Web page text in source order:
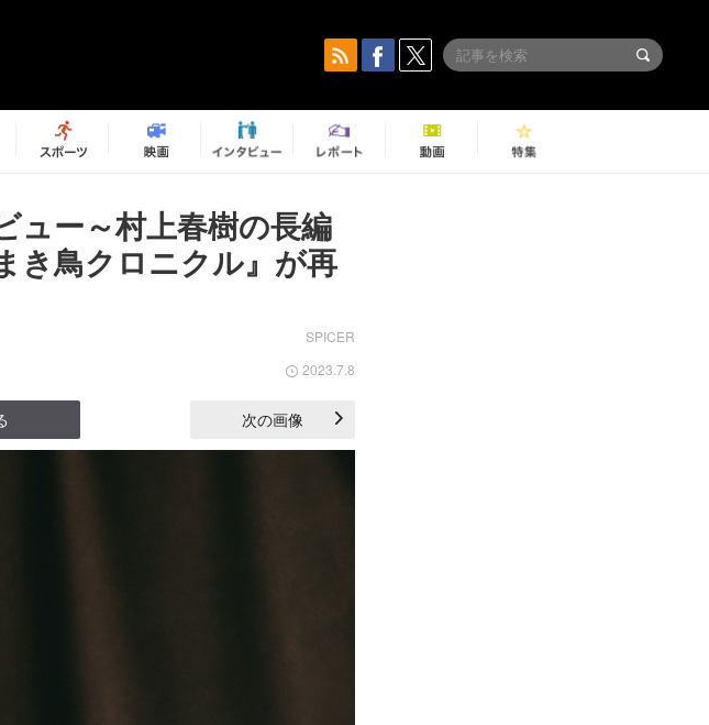
ュー～村上春樹の長編
き鳥クロニクル』が再
SPICER
2023.7.8
次の画像